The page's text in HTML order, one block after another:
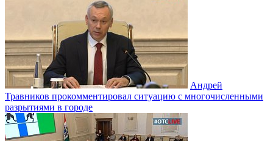
Андрей
Травников прокомментировал ситуацию с многочисленными
разрытиями в городе